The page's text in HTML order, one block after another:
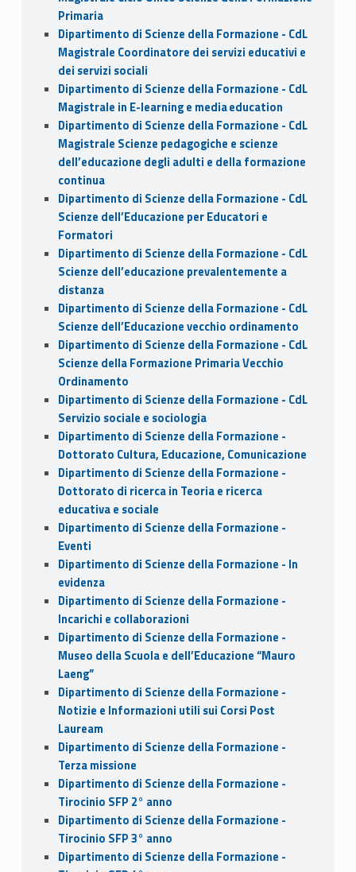
Primaria
Dipartimento di Scienze della Formazione - CdL
Magistrale Coordinatore dei servizi educativi e
dei servizi sociali
Dipartimento di Scienze della Formazione - CdL
Magistrale in E-learning e media education
Dipartimento di Scienze della Formazione - CdL
Magistrale Scienze pedagogiche e scienze
dell’educazione degli adulti e della formazione
continua
Dipartimento di Scienze della Formazione - CdL
Scienze dell’Educazione per Educatori e
Formatori
Dipartimento di Scienze della Formazione - CdL
Scienze dell’educazione prevalentemente a
distanza
Dipartimento di Scienze della Formazione - CdL
Scienze dell’Educazione vecchio ordinamento
Dipartimento di Scienze della Formazione - CdL
Scienze della Formazione Primaria Vecchio
Ordinamento
Dipartimento di Scienze della Formazione - CdL
Servizio sociale e sociologia
Dipartimento di Scienze della Formazione -
Dottorato Cultura, Educazione, Comunicazione
Dipartimento di Scienze della Formazione -
Dottorato di ricerca in Teoria e ricerca
educativa e sociale
Dipartimento di Scienze della Formazione -
Eventi
Dipartimento di Scienze della Formazione - In
evidenza
Dipartimento di Scienze della Formazione -
Incarichi e collaborazioni
Dipartimento di Scienze della Formazione -
Museo della Scuola e dell’Educazione “Mauro
Laeng”
Dipartimento di Scienze della Formazione -
Notizie e Informazioni utili sui Corsi Post
Lauream
Dipartimento di Scienze della Formazione -
Terza missione
Dipartimento di Scienze della Formazione -
Tirocinio SFP 2° anno
Dipartimento di Scienze della Formazione -
Tirocinio SFP 3° anno
Dipartimento di Scienze della Formazione -